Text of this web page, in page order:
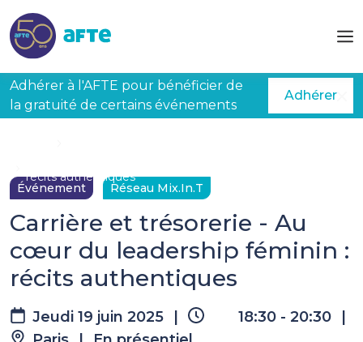
Adhérer à l'AFTE pour bénéficier de
la gratuité de certains événements
Adhérer
récits authentiques
Événement Réseau Mix.In.T
Carrière et trésorerie - Au
cœur du leadership féminin :
récits authentiques
Jeudi 19 juin 2025 18:30 - 20:30